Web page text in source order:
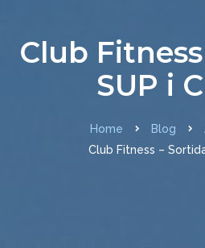
Club
SUP i
Home Blog
Club Fitness –